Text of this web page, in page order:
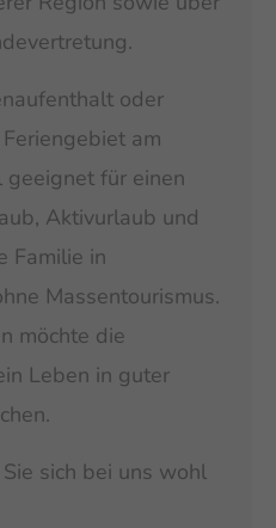
dolor. Aenean
penatibus et magnis
ridiculus mus.
oder
am
für einen
Aktivurlaub und
Familie in
Massentourismus.
möchte die
Leben in guter
sich bei uns wohl